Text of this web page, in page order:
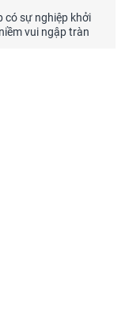
có sự nghiệp khởi
vui ngập tràn